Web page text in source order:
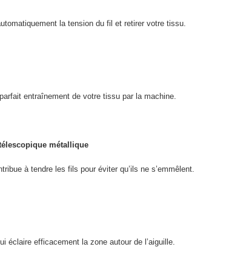
la tension du fil et retirer votre tissu.
entraînement de votre tissu par la machine.
métallique
à tendre les fils pour éviter qu’ils ne s’emmêlent.
éclaire efficacement la zone autour de l’aiguille.